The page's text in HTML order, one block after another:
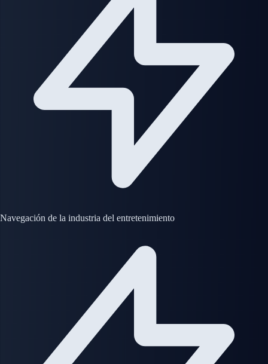
Navegación de la industria del entretenimiento